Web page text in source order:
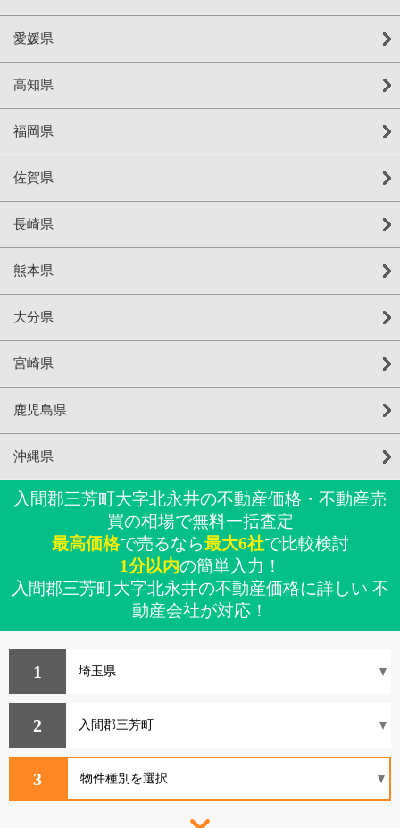
愛媛県
高知県
福岡県
佐賀県
長崎県
熊本県
大分県
宮崎県
鹿児島県
沖縄県
入間郡三芳町大字北永井の不動産価格・不動産売
買の相場で無料一括査定
最高価格で売るなら最大6社で比較検討
1分以内の簡単入力！
入間郡三芳町大字北永井の不動産価格に詳しい 不
動産会社が対応！
1
2
3